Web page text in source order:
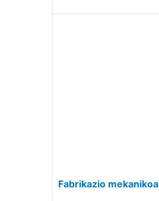
Fabrikazio mekanikoa